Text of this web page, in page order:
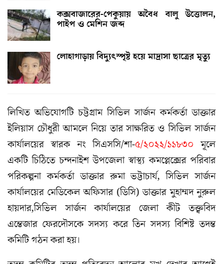
কক্সবাজারের-পেকুয়ায় অবৈধ বালু উত্তোলন,
পাইপ ও মেশিন জব্দ
লোহাগাড়ায় বিদ্যুৎস্পৃষ্ট হয়ে মাদ্রাসা ছাত্রের মৃত্যু
লিখিত অভিযোগটি চট্টগ্রাম সিভিল সার্জন কর্মকর্তা ডাক্তার
ইলিয়াস চৌধুরী আমলে নিয়ে তার সাক্ষরিত ও সিভিল সার্জন
কার্যালয়ের স্বারক নং সিএসসি/শা-৫/২০২২/১১৮৩০ মূলে
একটি চিঠিতে চন্দনাইশ উপজেলা স্বাস্থ্য কমপ্লেক্সের পরিবার
পরিকল্পনা কর্মকর্তা ডাক্তার রুমা ভট্টাচার্য, সিভিল সার্জন
কার্যালয়ের মেডিকেল অফিসার (ডিসি) ডাক্তার মুহাম্মদ নুরুল
হায়দার,সিভিল সার্জন কার্যালয়ের জেলা কীট তক্ত্ববিদ
এন্তেজার ফেরদৌসকে সদস্য করে তিন সদস্য বিশিষ্ট তদন্ত
কমিটি গঠন করা হয়।